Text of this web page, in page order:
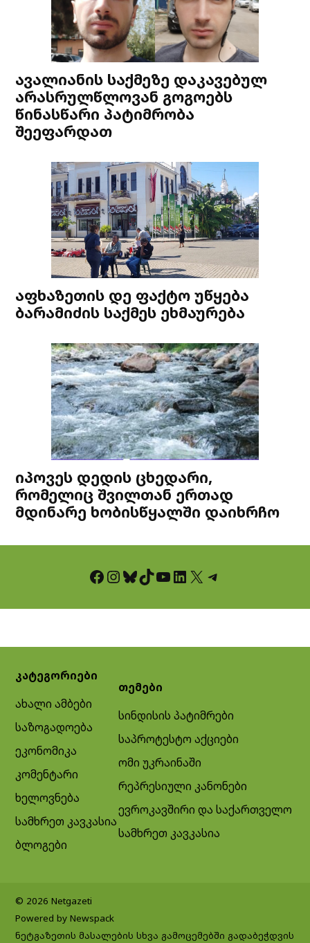
ავალიანის საქმეზე დაკავებულ
არასრულწლოვან გოგოებს
წინასწარი პატიმრობა
შეეფარდათ
აფხაზეთის დე ფაქტო უწყება
ბარამიძის საქმეს ეხმაურება
იპოვეს დედის ცხედარი,
რომელიც შვილთან ერთად
მდინარე ხობისწყალში დაიხრჩო
Facebook InstagramBluesky TikTok YouTube LinkedIn X Telegram
კატეგორიები
ახალი ამბები
საზოგადოება
ეკონომიკა
კომენტარი
ხელოვნება
სამხრეთ კავკასია
ბლოგები
თემები
სინდისის პატიმრები
საპროტესტო აქციები
ომი უკრაინაში
რეპრესიული კანონები
ევროკავშირი და საქართველო
სამხრეთ კავკასია
© 2026 Netgazeti
Powered by Newspack
ნეტგაზეთის მასალების სხვა გამოცემებში გადაბეჭდვის